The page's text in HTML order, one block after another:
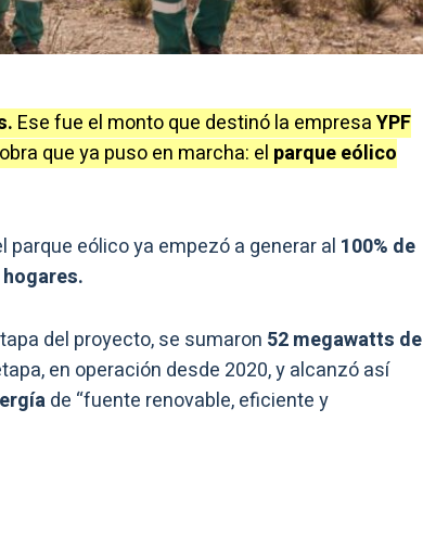
Ese fue el monto que destinó la empresaYPF
que ya puso en marcha: el parque eólico
parque eólico ya empezó a generar al 100% de
del proyecto, se sumaron 52 megawatts de
en operación desde 2020, y alcanzó así
de “fuente renovable, eficiente y